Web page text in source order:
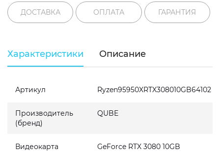
ДОСТАВКА ОПЛАТА ГАРАНТИЯ
Характеристики Описание
Артикул Ryzen95950XRTX308010GB64102
Производитель
(бренд)
QUBE
Видеокарта GeForce RTX 3080 10GB